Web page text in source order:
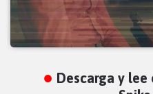
Descarga y lee